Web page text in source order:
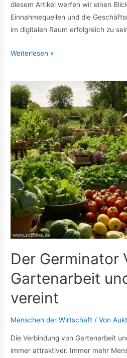
diesem Artikel werfen wir einen
Einnahmequellen und die
im digitalen Raum erfolgreich zu
Sergey
»
Erfolg
im
Online-
Bereich
Weiterlesen »
Der Germinator
Gartenarbeit
vereint
Menschen der Wirtschaft / Von
Die Verbindung von Gartenarbeit
immer attraktiver. Immer mehr